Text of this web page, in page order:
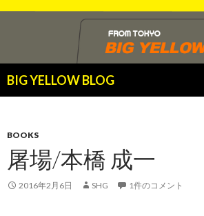
BIG YELLOW BLOG
索
ン
ツ
へ
ス
キ
BOOKS
屠場/本橋 成一
2016年2月6日 SHG 1件のコメント